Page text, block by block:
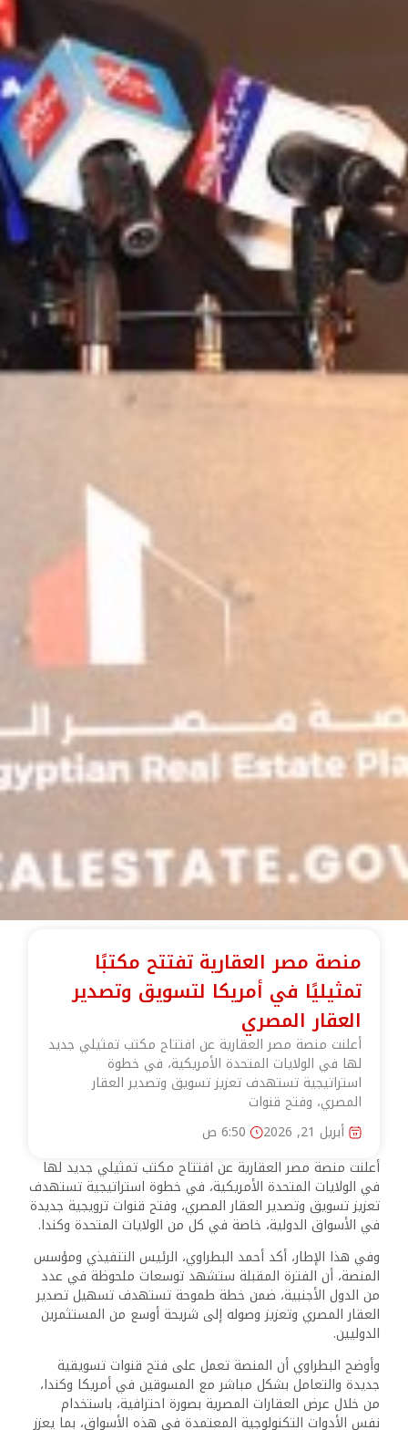
منصة مصر العقارية تفتتح مكتبًا
تمثيليًا في أمريكا لتسويق وتصدير
العقار المصري
أعلنت منصة مصر العقارية عن افتتاح مكتب تمثيلي جديد
لها في الولايات المتحدة الأمريكية، في خطوة
استراتيجية تستهدف تعزيز تسويق وتصدير العقار
المصري، وفتح قنوات
أبريل 21, 2026
6:50 ص
أعلنت منصة مصر العقارية عن افتتاح مكتب تمثيلي جديد لها
في الولايات المتحدة الأمريكية، في خطوة استراتيجية تستهدف
تعزيز تسويق وتصدير العقار المصري، وفتح قنوات ترويجية جديدة
في الأسواق الدولية، خاصة في كل من الولايات المتحدة وكندا.
وفي هذا الإطار، أكد أحمد البطراوي، الرئيس التنفيذي ومؤسس
المنصة، أن الفترة المقبلة ستشهد توسعات ملحوظة في عدد
من الدول الأجنبية، ضمن خطة طموحة تستهدف تسهيل تصدير
العقار المصري وتعزيز وصوله إلى شريحة أوسع من المستثمرين
الدوليين.
وأوضح البطراوي أن المنصة تعمل على فتح قنوات تسويقية
جديدة والتعامل بشكل مباشر مع المسوقين في أمريكا وكندا،
من خلال عرض العقارات المصرية بصورة احترافية، باستخدام
نفس الأدوات التكنولوجية المعتمدة في هذه الأسواق، بما يعزز